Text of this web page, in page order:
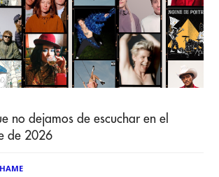
no dejamos de escuchar en el
de 2026